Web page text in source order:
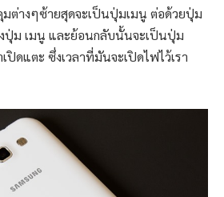
ต่างๆซ้ายสุดจะเป็นปุ่มเมนู ต่อด้วยปุ่ม
ปุ่ม เมนู และย้อนกลับนั้นจะเป็นปุ่ม
ปิดแตะ ซึ่งเวลาที่มันจะเปิดไฟไว้เรา